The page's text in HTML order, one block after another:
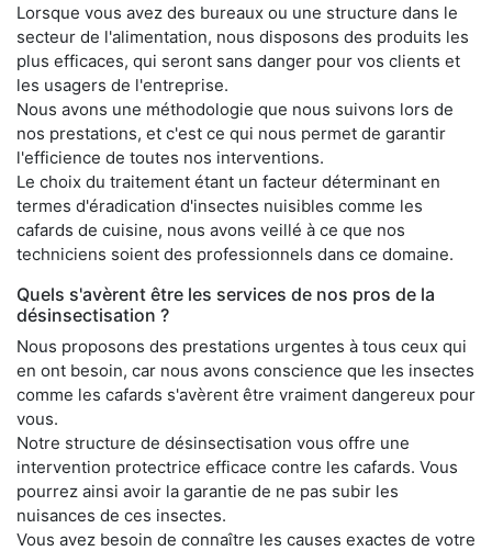
Lorsque vous avez des bureaux ou une structure dans le
secteur de l'alimentation, nous disposons des produits les
plus efficaces, qui seront sans danger pour vos clients et
les usagers de l'entreprise.
Nous avons une méthodologie que nous suivons lors de
nos prestations, et c'est ce qui nous permet de garantir
l'efficience de toutes nos interventions.
Le choix du traitement étant un facteur déterminant en
termes d'éradication d'insectes nuisibles comme les
cafards de cuisine, nous avons veillé à ce que nos
techniciens soient des professionnels dans ce domaine.
Quels s'avèrent être les services de nos pros de la
désinsectisation ?
Nous proposons des prestations urgentes à tous ceux qui
en ont besoin, car nous avons conscience que les insectes
comme les cafards s'avèrent être vraiment dangereux pour
vous.
Notre structure de désinsectisation vous offre une
intervention protectrice efficace contre les cafards. Vous
pourrez ainsi avoir la garantie de ne pas subir les
nuisances de ces insectes.
Vous avez besoin de connaître les causes exactes de votre